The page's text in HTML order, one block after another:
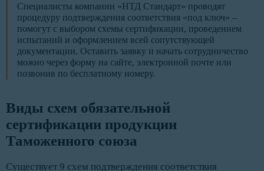
Специалисты компании «НТД Стандарт» проводят
процедуру подтверждения соответствия «под ключ» –
помогут с выбором схемы сертификации, проведением
испытаний и оформлением всей сопутствующей
документации. Оставить заявку и начать сотрудничество
можно через форму на сайте, электронной почте или
позвонив по бесплатному номеру.
Виды схем обязательной
сертификации продукции
Таможенного союза
Существует 9 схем подтверждения соответствия